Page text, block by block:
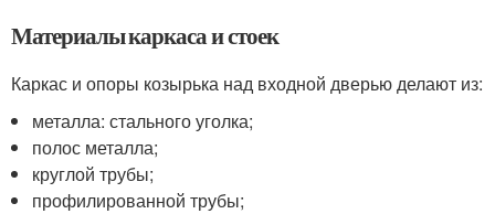
Материалы каркаса и стоек
Каркас и опоры козырька над входной дверью делают из:
металла: стального уголка;
полос металла;
круглой трубы;
профилированной трубы;